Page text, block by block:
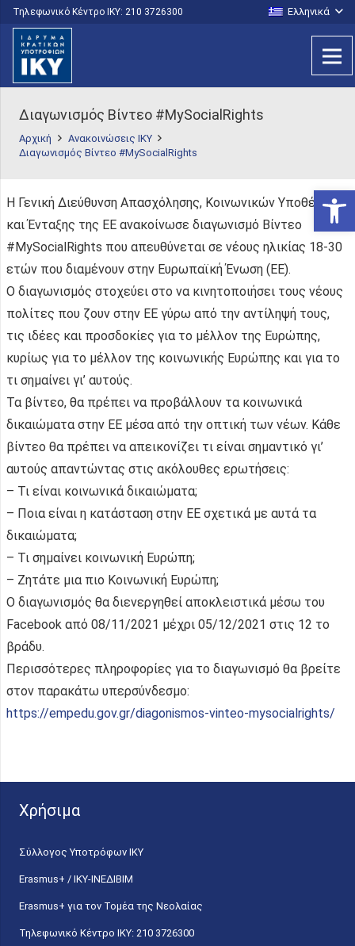
Τηλεφωνικό Κέντρο IKY: 210 3726300 Ελληνικά
Διαγωνισμός Βίντεο #MySocialRights
Αρχική
Ανακοινώσεις ΙΚΥ
Διαγωνισμός Βίντεο #MySocialRights
Η Γενική Διεύθυνση Απασχόλησης, Κοινωνικών Υποθέσεων
και Ένταξης της ΕΕ ανακοίνωσε διαγωνισμό Βίντεο
#MySocialRights που απευθύνεται σε νέους ηλικίας 18-30
ετών που διαμένουν στην Ευρωπαϊκή Ένωση (ΕΕ).
Ο διαγωνισμός στοχεύει στο να κινητοποιήσει τους νέους
πολίτες που ζουν στην ΕΕ γύρω από την αντίληψή τους,
τις ιδέες και προσδοκίες για το μέλλον της Ευρώπης,
κυρίως για το μέλλον της κοινωνικής Ευρώπης και για το
τι σημαίνει γι’ αυτούς.
Τα βίντεο, θα πρέπει να προβάλλουν τα κοινωνικά
δικαιώματα στην ΕΕ μέσα από την οπτική των νέων. Κάθε
βίντεο θα πρέπει να απεικονίζει τι είναι σημαντικό γι’
αυτούς απαντώντας στις ακόλουθες ερωτήσεις:
– Τι είναι κοινωνικά δικαιώματα;
– Ποια είναι η κατάσταση στην ΕΕ σχετικά με αυτά τα
δικαιώματα;
– Τι σημαίνει κοινωνική Ευρώπη;
– Ζητάτε μια πιο Κοινωνική Ευρώπη;
Ο διαγωνισμός θα διενεργηθεί αποκλειστικά μέσω του
Facebook από 08/11/2021 μέχρι 05/12/2021 στις 12 το
βράδυ.
Περισσότερες πληροφορίες για το διαγωνισμό θα βρείτε
στον παρακάτω υπερσύνδεσμο:
https://empedu.gov.gr/diagonismos-vinteo-mysocialrights/
Χρήσιμα
Σύλλογος Υποτρόφων ΙΚΥ
Erasmus+ / ΙΚΥ-ΙΝΕΔΙΒΙΜ
Erasmus+ για τον Τομέα της Νεολαίας
Τηλεφωνικό Κέντρο IKY: 210 3726300